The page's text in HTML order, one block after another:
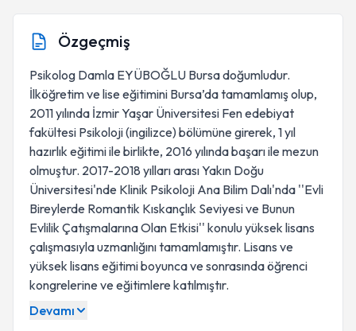
Özgeçmiş
Psikolog Damla EYÜBOĞLU Bursa doğumludur.
İlköğretim ve lise eğitimini Bursa’da tamamlamış olup,
2011 yılında İzmir Yaşar Üniversitesi Fen edebiyat
fakültesi Psikoloji (ingilizce) bölümüne girerek, 1 yıl
hazırlık eğitimi ile birlikte, 2016 yılında başarı ile mezun
olmuştur. 2017-2018 yılları arası Yakın Doğu
Üniversitesi'nde Klinik Psikoloji Ana Bilim Dalı'nda ''Evli
Bireylerde Romantik Kıskançlık Seviyesi ve Bunun
Evlilik Çatışmalarına Olan Etkisi'' konulu yüksek lisans
çalışmasıyla uzmanlığını tamamlamıştır. Lisans ve
yüksek lisans eğitimi boyunca ve sonrasında öğrenci
kongrelerine ve eğitimlere katılmıştır.
Devamı